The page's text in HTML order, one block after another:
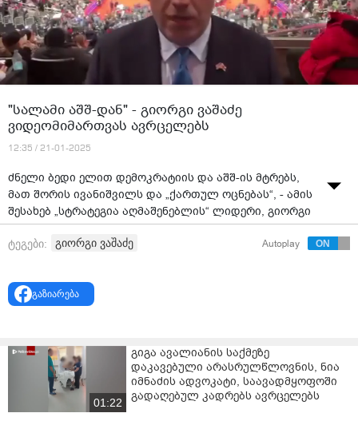
"სალამი აშშ-დან" - გიორგი ვაშაძე
ვიდეომიმართვას ავრცელებს
12:35 / 21-01-2025
ძნელი ბედი ელით დემოკრატიის და აშშ-ის მტრებს,
მათ შორის ივანიშვილს და „ქართულ ოცნებას“, - ამის
შესახებ „სტრატეგია აღმაშენებლის“ ლიდერი, გიორგი
ვაშაძე ვიდეომიმართვაში აცხადებს. ვაშაძე აშშ-დან
ვიდეომიმართვას ავრცელებს და აღნიშნავს, რომ აშშ-
„რესპუბლიკელების“ მოწვევით იმყოფებოდა.
გიორგი ვაშაძე დარწმუნებულია, რომ დღეიდან
„სალამი აშშ-დან, ვაშინგტონიდან. ვიმყოფები
დონალდ ტრამპის ინაუგურაციაზე
„რესპუბლიკელების“ მოწვევით. მსოფლიოში ბევრი
ტეგები: გიორგი ვაშაძე Autoplay
გაზიარება
01:22
გიგა ავალიანის საქმეზე
დაკავებული არასრულწლოვნის, ნია
იმნაძის ადვოკატი, საავადმყოფოში
გადაღებულ კადრებს ავრცელებს